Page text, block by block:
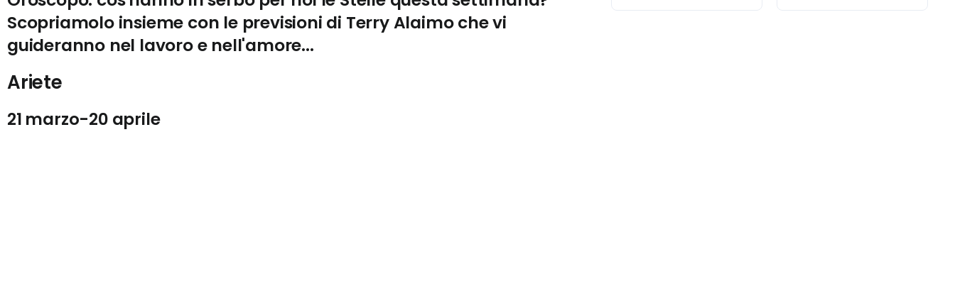
Scopriamolo insieme con le previsioni di Terry Alaimo che vi
guideranno nel lavoro e nell'amore...
Ariete
21 marzo-20 aprile